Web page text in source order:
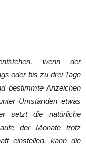
wenn der
oder bis zu drei Tage
bestimmte Anzeichen
Umständen etwas
setzt die natürliche
der Monate trotz
einstellen, kann die